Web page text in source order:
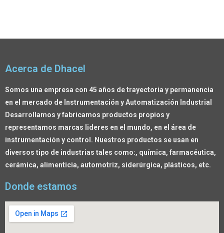
Acerca de Dhacel
Somos una empresa con 45 años de trayectoria y permanencia
en el mercado de Instrumentación y Automatización Industrial
Desarrollamos y fabricamos productos propios y
representamos marcas lideres en el mundo, en el área de
instrumentación y control. Nuestros productos se usan en
diversos tipo de industrias tales como:, química, farmacéutica,
cerámica, alimenticia, automotriz, siderúrgica, plásticos, etc.
Donde estamos